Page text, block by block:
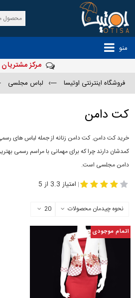
منو
مرکز مشتریان
فروشگاه اینترنتی اوتیسا —› لباس مجلسی
کت دامن
خرید کت دامن. کت دامن زنانه از جمله لباس های
کمدشان دارند چرا که برای مهمانی با مراسم رسمی
دامن مجلسی است.
| امتیاز 3.3 از 5
نحوه چیدمان محصولات 20
اتمام موجودی